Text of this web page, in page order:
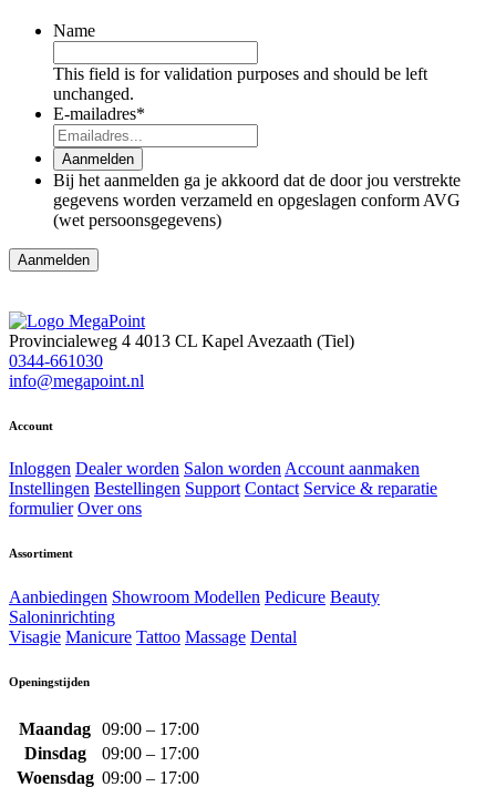
Name
This field is for validation purposes and should be left
unchanged.
E-mailadres*
Aanmelden
Bij het aanmelden ga je akkoord dat de door jou verstrekte
gegevens worden verzameld en opgeslagen conform AVG
(wet persoonsgegevens)
Aanmelden
Provincialeweg 4 4013 CL Kapel Avezaath (Tiel)
0344-661030
info@megapoint.nl
Account
Inloggen Dealer worden Salon wordenAccount aanmaken
Instellingen Bestellingen Support Contact Service & reparatie
formulier Over ons
Assortiment
Aanbiedingen Showroom Modellen Pedicure Beauty
Saloninrichting
Visagie Manicure Tattoo Massage Dental
Openingstijden
Maandag 09:00 – 17:00
Dinsdag
09:00 – 17:00
Woensdag 09:00 – 17:00